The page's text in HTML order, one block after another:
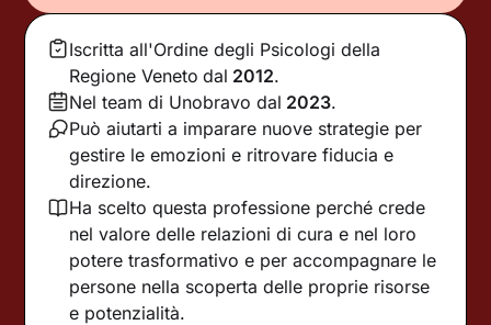
Iscritta all'Ordine degli Psicologi della
Regione Veneto dal 2012.
Nel team di Unobravo dal 2023.
Può aiutarti a imparare nuove strategie per
gestire le emozioni e ritrovare fiducia e
direzione.
Ha scelto questa professione perché crede
nel valore delle relazioni di cura e nel loro
potere trasformativo e per accompagnare le
persone nella scoperta delle proprie risorse
e potenzialità.